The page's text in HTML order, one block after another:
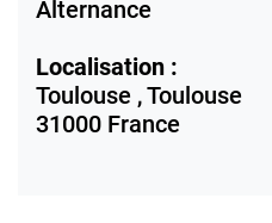
Alternance
Localisation :
Toulouse ,Toulouse
31000 France